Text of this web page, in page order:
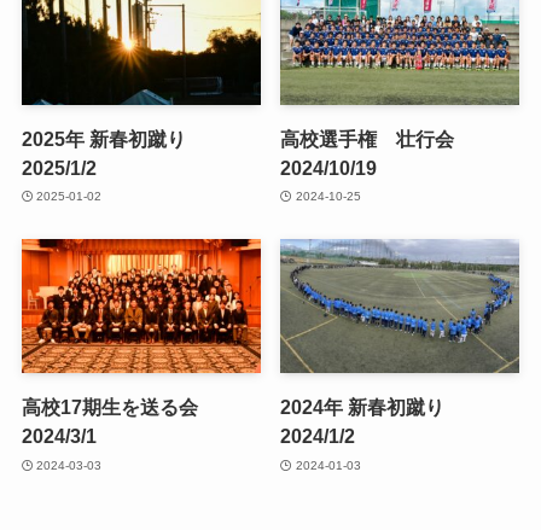
2025年 新春初蹴り
2025/1/2
2025-01-02
高校選手権 壮行会
2024/10/19
2024-10-25
高校17期生を送る会
2024/3/1
2024-03-03
2024年 新春初蹴り
2024/1/2
2024-01-03